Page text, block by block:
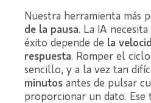
Nuestra herramienta más
de la pausa. La IA
éxito depende de la
respuesta. Romper el
sencillo, y a la vez tan
minutos antes de pulsar
proporcionar un dato. Ese